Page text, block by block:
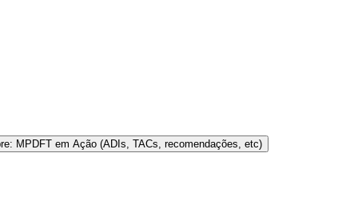
MPDFT em Ação (ADIs, TACs, recomendações, etc)